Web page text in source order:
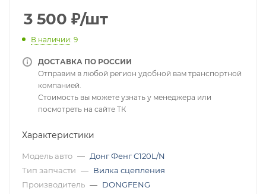
3 500 ₽/шт
В наличии: 9
ДОСТАВКА ПО РОССИИ
Отправим в любой регион удобной вам транспортной
компанией.
Стоимость вы можете узнать у менеджера или
посмотреть на сайте ТК
Характеристики
Модель авто — Донг Фенг C120L/N
Тип запчасти — Вилка сцепления
Производитель — DONGFENG